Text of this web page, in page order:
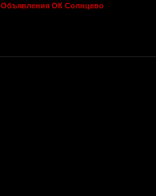
Объявления ОК Солнцево